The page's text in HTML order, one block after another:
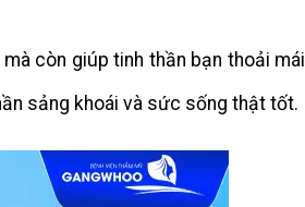
còn giúp tinh thần bạn thoải mái
sảng khoái và sức sống thật tốt.